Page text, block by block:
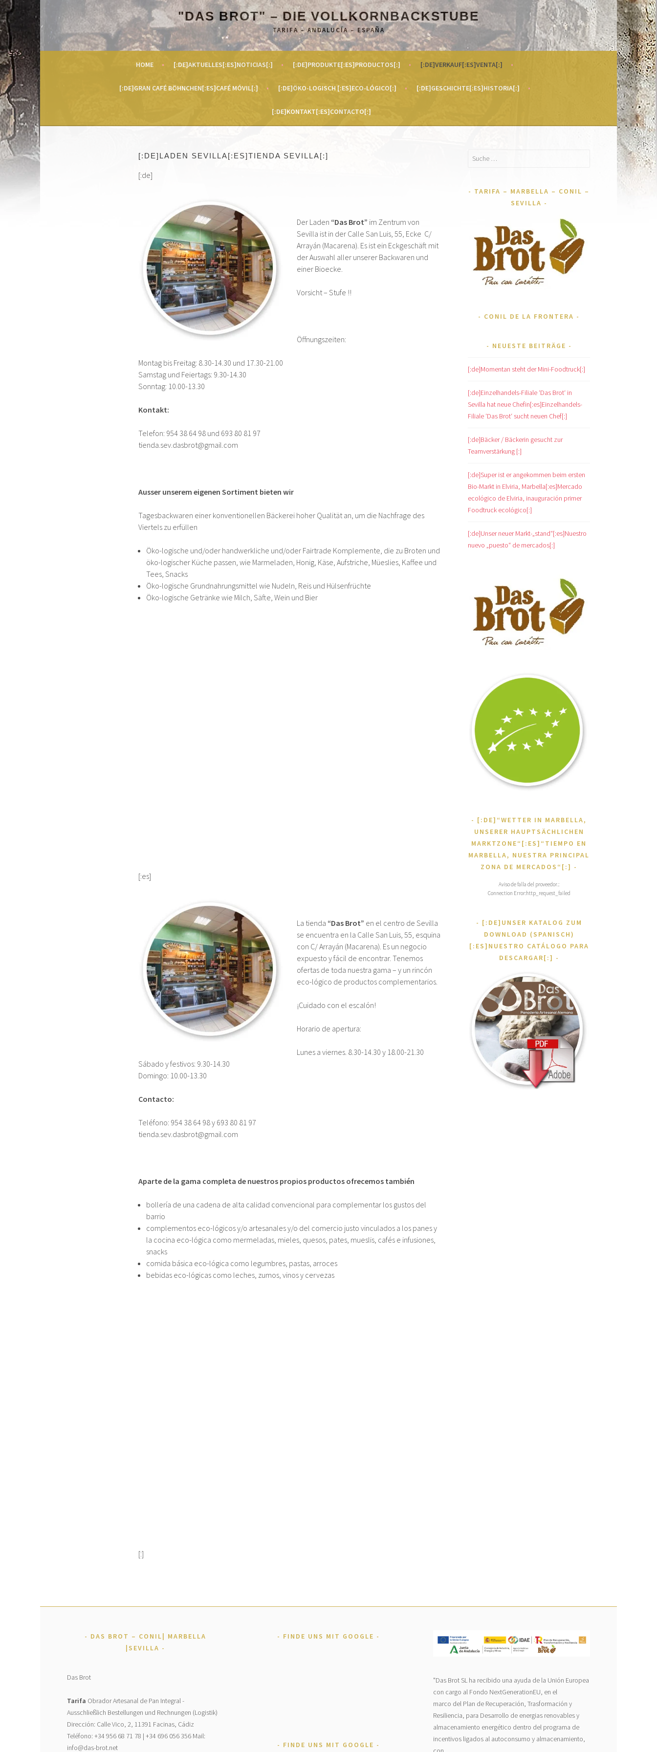
zum
Inhalt
"DAS BROT" – DIE VOLLKORNBACKSTUBE
TARIFA – ANDALUCÍA – ESPAÑA
HOME [:DE]AKTUELLES[:ES]NOTICIAS[:] [:DE]PRODUKTE[:ES]PRODUCTOS[:] [:DE]VERKAUF[:ES]VENTA[:]
[:DE]GRAN CAFÉ BÖHNCHEN[:ES]CAFÉ MÓVIL[:] [:DE]ÖKO-LOGISCH [:ES]ECO-LÓGICO[:] [:DE]GESCHICHTE[:ES]HISTORIA[:]
[:DE]KONTAKT[:ES]CONTACTO[:]
[:DE]LADEN SEVILLA[:ES]TIENDA SEVILLA[:]
[:de]
Der Laden “Das Brot” im Zentrum von
Sevilla ist in der Calle San Luis, 55, Ecke C/
Arrayán (Macarena). Es ist ein Eckgeschäft mit
der Auswahl aller unserer Backwaren und
einer Bioecke.
Vorsicht – Stufe !!
Öffnungszeiten:
Montag bis Freitag: 8.30-14.30 und 17.30-21.00
Samstag und Feiertags: 9.30-14.30
Sonntag: 10.00-13.30
Kontakt:
Telefon: 954 38 64 98 und 693 80 81 97
tienda.sev.dasbrot@gmail.com
Ausser unserem eigenen Sortiment bieten wir
Tagesbackwaren einer konventionellen Bäckerei hoher Qualität an, um die Nachfrage des
Viertels zu erfüllen
Öko-logische und/oder handwerkliche und/oder Fairtrade Komplemente, die zu Broten und
öko-logischer Küche passen, wie Marmeladen, Honig, Käse, Aufstriche, Müeslies, Kaffee und
Tees, Snacks
Öko-logische Grundnahrungsmittel wie Nudeln, Reis und Hülsenfrüchte
Öko-logische Getränke wie Milch, Säfte, Wein und Bier
[:es]
La tienda “Das Brot” en el centro de Sevilla
se encuentra en la Calle San Luis, 55, esquina
con C/ Arrayán (Macarena). Es un negocio
expuesto y fácil de encontrar. Tenemos
ofertas de toda nuestra gama – y un rincón
eco-lógico de productos complementarios.
¡Cuidado con el escalón!
Horario de apertura:
Lunes a viernes. 8.30-14.30 y 18.00-21.30
Sábado y festivos: 9.30-14.30
Domingo: 10.00-13.30
Contacto:
Teléfono: 954 38 64 98 y 693 80 81 97
tienda.sev.dasbrot@gmail.com
Aparte de la gama completa de nuestros propios productos ofrecemos también
bollería de una cadena de alta calidad convencional para complementar los gustos del
barrio
complementos eco-lógicos y/o artesanales y/o del comercio justo vinculados a los panes y
la cocina eco-lógica como mermeladas, mieles, quesos, pates, mueslis, cafés e infusiones,
snacks
comida básica eco-lógica como legumbres, pastas, arroces
bebidas eco-lógicas como leches, zumos, vinos y cervezas
[:]
Suche
TARIFA – MARBELLA – CONIL –
SEVILLA
CONIL DE LA FRONTERA
NEUESTE BEITRÄGE
[:de]Momentan steht der Mini-Foodtruck[:]
[:de]Einzelhandels-Filiale ‘Das Brot‘ in
Sevilla hat neue Chefin[:es]Einzelhandels-
Filiale ‘Das Brot‘ sucht neuen Chef[:]
[:de]Bäcker / Bäckerin gesucht zur
Teamverstärkung [:]
[:de]Super ist er angekommen beim ersten
Bio-Markt in Elviria, Marbella[:es]Mercado
ecológico de Elviria, inauguración primer
Foodtruck ecológico[:]
[:de]Unser neuer Markt-„stand“[:es]Nuestro
nuevo „puesto“ de mercados[:]
[:DE]“WETTER IN MARBELLA,
UNSERER HAUPTSÄCHLICHEN
MARKTZONE“[:ES]“TIEMPO EN
MARBELLA, NUESTRA PRINCIPAL
ZONA DE MERCADOS“[:]
Aviso de falla del proveedor.:
Connection Error:http_request_failed
[:DE]UNSER KATALOG ZUM
DOWNLOAD (SPANISCH)
[:ES]NUESTRO CATÁLOGO PARA
DESCARGAR[:]
DAS BROT – CONIL| MARBELLA
|SEVILLA
Das Brot
Tarifa Obrador Artesanal de Pan Integral -
Ausschließlich Bestellungen und Rechnungen (Logistik)
Dirección: Calle Vico, 2, 11391 Facinas, Cádiz
Teléfono: +34 956 68 71 78 | +34 696 056 356 Mail:
info@das-brot.net
FINDE UNS MIT GOOGLE
FINDE UNS MIT GOOGLE
"Das Brot SL ha recibido una ayuda de la Unión Europea
con cargo al Fondo NextGenerationEU, en el
marco del Plan de Recuperación, Trasformación y
Resiliencia, para Desarrollo de energias renovables y
almacenamiento energético dentro del programa de
incentivos ligados al autoconsumo y almacenamiento,